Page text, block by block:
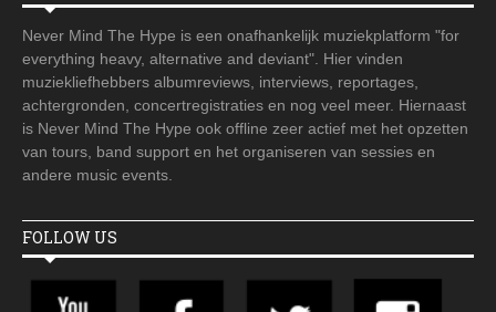
Never Mind The Hype is een onafhankelijk muziekplatform "for
everything heavy, alternative and deviant". Hier vinden
muziekliefhebbers albumreviews, interviews, reportages,
achtergronden, concertregistraties en nog veel meer. Hiernaast
is Never Mind The Hype ook offline zeer actief met het opzetten
van tours, band support en het organiseren van sessies en
andere music events.
FOLLOW US